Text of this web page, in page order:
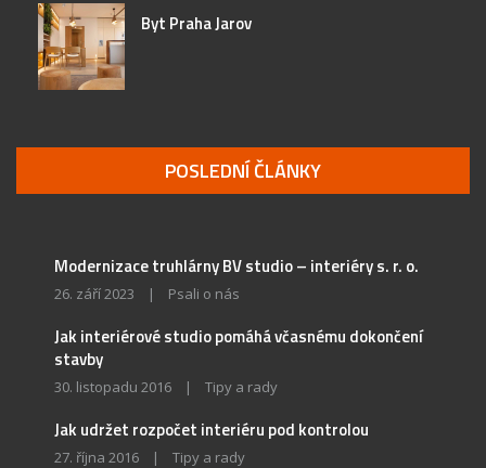
Byt Praha Jarov
POSLEDNÍ ČLÁNKY
Modernizace truhlárny BV studio – interiéry s. r. o.
26. září 2023 | Psali o nás
Jak interiérové studio pomáhá včasnému dokončení
stavby
30. listopadu 2016 | Tipy a rady
Jak udržet rozpočet interiéru pod kontrolou
27. října 2016 | Tipy a rady